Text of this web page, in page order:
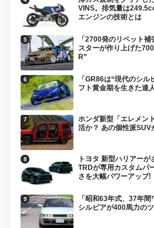
VINS。排気量は
エンジンの技術とは
「2700発のリベット
スターが作り上げた
R”
「GR86は“現代のシ
フト黄金期を生きた達
ホンダ新型「エレメン
活か？ あの個性派SUV
トヨタ 新型ハリアー
TRDが専用カスタムパ
さを大幅パワーアップ!
「昭和63年式、37年
シルビアが400馬力の